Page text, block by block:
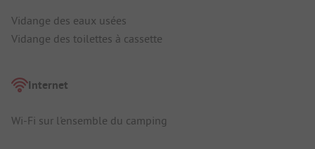
Vidange des eaux usées
Vidange des toilettes à cassette
Internet
Wi-Fi sur l'ensemble du camping